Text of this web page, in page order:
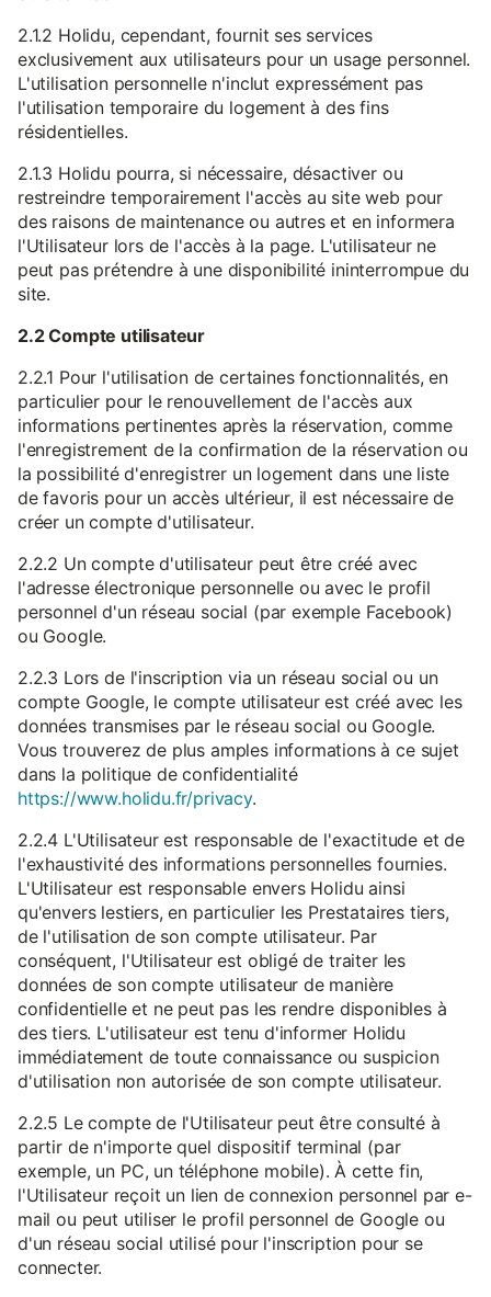
2.1.2 Holidu, cependant, fournit ses services
exclusivement aux utilisateurs pour un usage personnel.
L'utilisation personnelle n'inclut expressément pas
l'utilisation temporaire du logement à des fins
résidentielles.
2.1.3 Holidu pourra, si nécessaire, désactiver ou
restreindre temporairement l'accès au site web pour
des raisons de maintenance ou autres et en informera
l'Utilisateur lors de l'accès à la page. L'utilisateur ne
peut pas prétendre à une disponibilité ininterrompue du
site.
2.2 Compte utilisateur
2.2.1 Pour l'utilisation de certaines fonctionnalités, en
particulier pour le renouvellement de l'accès aux
informations pertinentes après la réservation, comme
l'enregistrement de la confirmation de la réservation ou
la possibilité d'enregistrer un logement dans une liste
de favoris pour un accès ultérieur, il est nécessaire de
créer un compte d'utilisateur.
2.2.2 Un compte d'utilisateur peut être créé avec
l'adresse électronique personnelle ou avec le profil
personnel d'un réseau social (par exemple Facebook)
ou Google.
2.2.3 Lors de l'inscription via un réseau social ou un
compte Google, le compte utilisateur est créé avec les
données transmises par le réseau social ou Google.
Vous trouverez de plus amples informations à ce sujet
dans la politique de confidentialité
https://www.holidu.fr/privacy.
2.2.4 L'Utilisateur est responsable de l'exactitude et de
l'exhaustivité des informations personnelles fournies.
L'Utilisateur est responsable envers Holidu ainsi
qu'envers lestiers, en particulier les Prestataires tiers,
de l'utilisation de son compte utilisateur. Par
conséquent, l'Utilisateur est obligé de traiter les
données de son compte utilisateur de manière
confidentielle et ne peut pas les rendre disponibles à
des tiers. L'utilisateur est tenu d'informer Holidu
immédiatement de toute connaissance ou suspicion
d'utilisation non autorisée de son compte utilisateur.
2.2.5 Le compte de l'Utilisateur peut être consulté à
partir de n'importe quel dispositif terminal (par
exemple, un PC, un téléphone mobile). À cette fin,
l'Utilisateur reçoit un lien de connexion personnel par e-
mail ou peut utiliser le profil personnel de Google ou
d'un réseau social utilisé pour l'inscription pour se
connecter.